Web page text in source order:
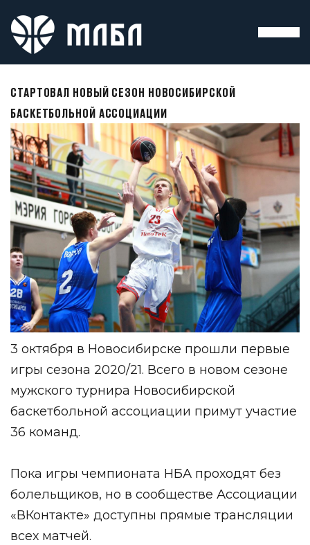
СТАРТОВАЛ НОВЫЙ СЕЗОН НОВОСИБИРСКОЙ
БАСКЕТБОЛЬНОЙ АССОЦИАЦИИ
3 октября в Новосибирске прошли первые
игры сезона 2020/21. Всего в новом сезоне
мужского турнира Новосибирской
баскетбольной ассоциации примут участие
36 команд.
Пока игры чемпионата НБА проходят без
болельщиков, но в сообществе Ассоциации
«ВКонтакте» доступны прямые трансляции
всех матчей.